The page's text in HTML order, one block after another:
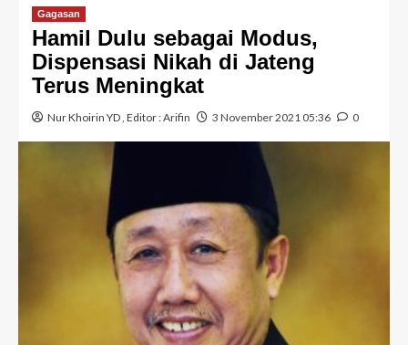
Gagasan
Hamil Dulu sebagai Modus,
Dispensasi Nikah di Jateng
Terus Meningkat
Nur Khoirin YD, Editor :Arifin 3 November 2021 05:36 0